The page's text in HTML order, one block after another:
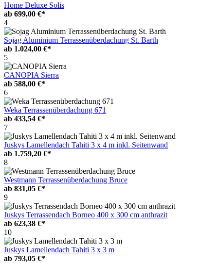
Home Deluxe Solis
ab 699,00 €*
4
Sojag Aluminium Terrassenüberdachung St. Barth
ab 1.024,00 €*
5
CANOPIA Sierra
ab 588,00 €*
6
Weka Terrassenüberdachung 671
ab 433,54 €*
7
Juskys Lamellendach Tahiti 3 x 4 m inkl. Seitenwand
ab 1.759,20 €*
8
Westmann Terrassenüberdachung Bruce
ab 831,05 €*
9
Juskys Terrassendach Borneo 400 x 300 cm anthrazit
ab 623,38 €*
10
Juskys Lamellendach Tahiti 3 x 3 m
ab 793,05 €*